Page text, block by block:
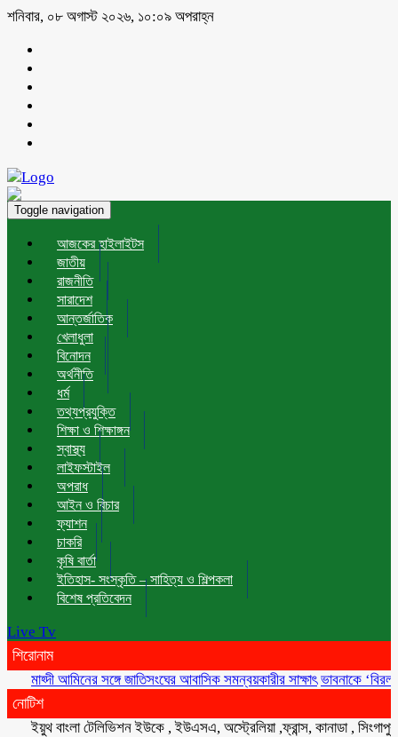
শনিবার, ০৮ অগাস্ট ২০২৬, ১০:০৯ অপরাহ্ন
Toggle navigation
আজকের হাইলাইটস
জাতীয়
রাজনীতি
সারাদেশ
আন্তর্জাতিক
খেলাধুলা
বিনোদন
অর্থনীতি
ধর্ম
তথ্যপ্রযুক্তি
শিক্ষা ও শিক্ষাঙ্গন
স্বাস্থ্য
লাইফস্টাইল
অপরাধ
আইন ও বিচার
ফ্যাশন
চাকরি
কৃষি বার্তা
ইতিহাস- সংস্কৃতি – সাহিত্য ও শিল্পকলা
বিশেষ প্রতিবেদন
Live Tv
শিরোনাম
আমিনের সঙ্গে জাতিসংঘের আবাসিক সমন্বয়কারীর সাক্ষাৎ ভাবনাকে ‘বিরল
নোটিশ
বাংলা টেলিভিশন ইউকে , ইউএসএ, অস্ট্রেলিয়া ,ফ্রান্স, কানাডা , সিংগাপুর ,